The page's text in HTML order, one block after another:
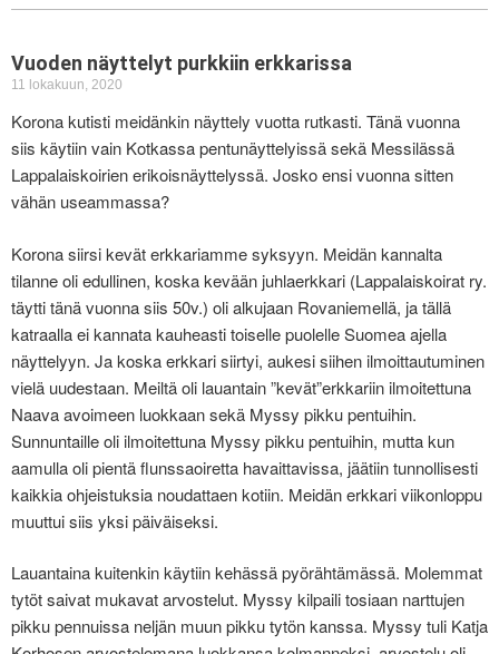
Vuoden näyttelyt purkkiin erkkarissa
11 lokakuun, 2020
Korona kutisti meidänkin näyttely vuotta rutkasti. Tänä vuonna
siis käytiin vain Kotkassa pentunäyttelyissä sekä Messilässä
Lappalaiskoirien erikoisnäyttelyssä. Josko ensi vuonna sitten
vähän useammassa?
Korona siirsi kevät erkkariamme syksyyn. Meidän kannalta
tilanne oli edullinen, koska kevään juhlaerkkari (Lappalaiskoirat ry.
täytti tänä vuonna siis 50v.) oli alkujaan Rovaniemellä, ja tällä
katraalla ei kannata kauheasti toiselle puolelle Suomea ajella
näyttelyyn. Ja koska erkkari siirtyi, aukesi siihen ilmoittautuminen
vielä uudestaan. Meiltä oli lauantain ”kevät”erkkariin ilmoitettuna
Naava avoimeen luokkaan sekä Myssy pikku pentuihin.
Sunnuntaille oli ilmoitettuna Myssy pikku pentuihin, mutta kun
aamulla oli pientä flunssaoiretta havaittavissa, jäätiin tunnollisesti
kaikkia ohjeistuksia noudattaen kotiin. Meidän erkkari viikonloppu
muuttui siis yksi päiväiseksi.
Lauantaina kuitenkin käytiin kehässä pyörähtämässä. Molemmat
tytöt saivat mukavat arvostelut. Myssy kilpaili tosiaan narttujen
pikku pennuissa neljän muun pikku tytön kanssa. Myssy tuli Katja